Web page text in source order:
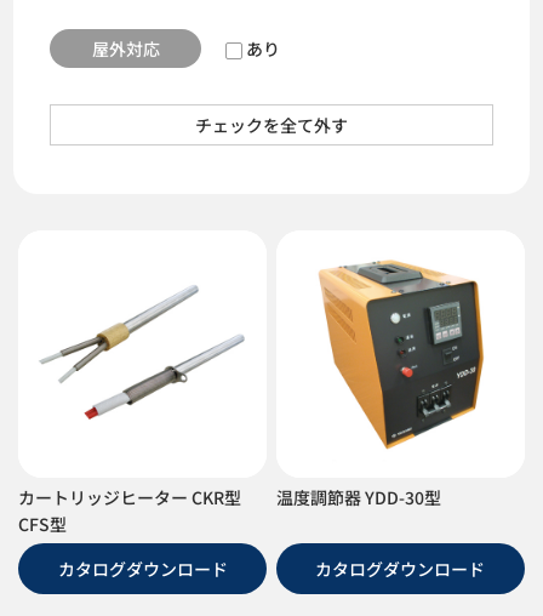
屋外対応 あり
チェックを全て外す
カートリッジヒーター CKR型
CFS型
カタログダウンロード
温度調節器 YDD-30型
カタログダウンロード